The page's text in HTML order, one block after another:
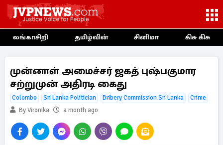
லங்காசிறி தமிழ்வின் சினிமா கிசு கிசு
முன்னாள் அமைச்சர் ஜகத் புஷ்பகுமார
சற்றுமுன் அதிரடி கைது
Colombo Sri Lanka Politician Bribery Commission Sri Lanka
Crime
By Vironika
a month ago